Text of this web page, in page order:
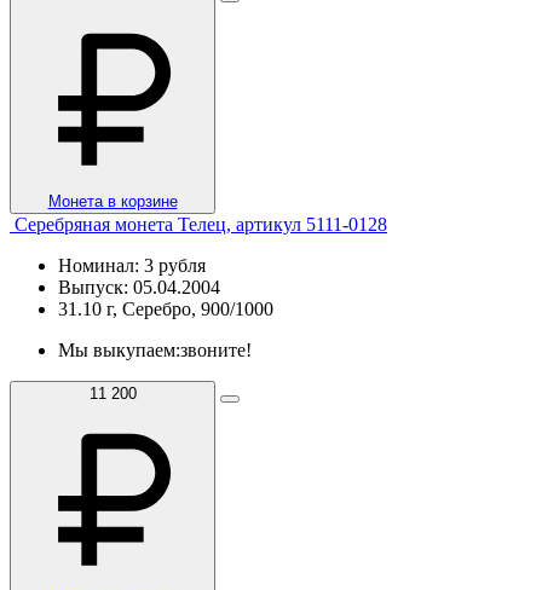
Монета в корзине
Серебряная монета Телец, артикул 5111-0128
Номинал: 3 рубля
Выпуск: 05.04.2004
31.10 г, Серебро, 900/1000
Мы выкупаем:звоните!
11 200